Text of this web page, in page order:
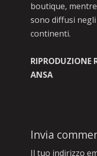
boutique,
sono diffusi
continenti.
ANSA
Invia
Il tuo indirizzo